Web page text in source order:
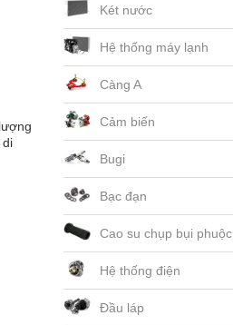
di
Két nước
Hệ thống máy lạnh
Càng A
Cảm biến
Bugi
Bạc đạn
Cao su chụp bụi phuộc
Hệ thống điện
Đầu láp